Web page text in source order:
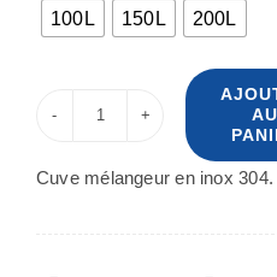
100L 150L 200L
AU
Cuve mélangeur en inox 304.